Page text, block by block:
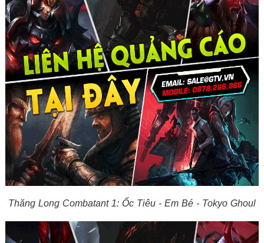
Thăng Long Combatant 1: Ốc Tiêu - Em Bé - Tokyo Ghoul